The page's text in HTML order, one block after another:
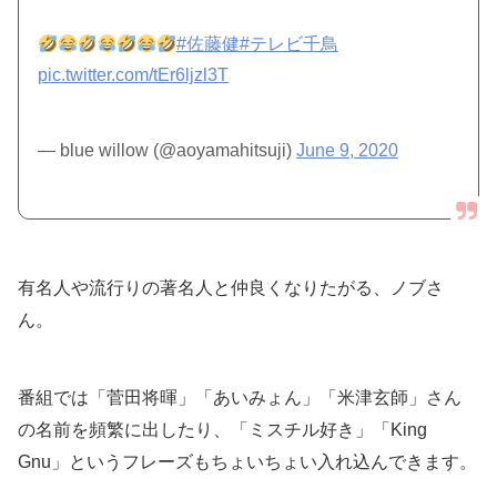
#佐藤健#テレビ千鳥
pic.twitter.com/tEr6ljzl3T
— blue willow (@aoyamahitsuji)June 9, 2020
有名人や流行りの著名人と仲良くなりたがる、ノブさ
ん。
番組では「菅田将暉」「あいみょん」「米津玄師」さん
の名前を頻繁に出したり、「ミスチル好き」「King
Gnu」というフレーズもちょいちょい入れ込んできます。